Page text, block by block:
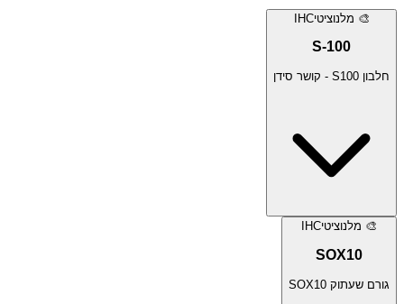
🎨 מלנוציטיIHC
S-100
חלבון S100 - קושר סידן
🎨 מלנוציטיIHC
SOX10
גורם שעתוק SOX10